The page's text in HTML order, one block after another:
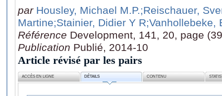
par Housley, Michael M.P.;Reischauer,
Martine;Stainier, Didier Y R;Vanhollebeke,
Référence Development, 141, 20, page
Publication Publié, 2014-10
Article révisé par les pairs
ACCÈS EN LIGNE DÉTAILS CONTENU